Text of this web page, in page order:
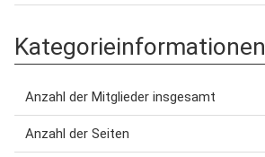
Kategorieinformationen
Anzahl der Mitglieder insgesamt
Anzahl der Seiten